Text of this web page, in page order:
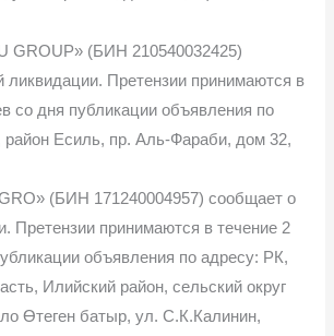
GROUP» (БИН 210540032425)
ликвидации. Претензии принимаются в
со дня публикации объявления по
район Есиль, пр. Аль-Фараби, дом 32,
(БИН 171240004957) сообщает о
Претензии принимаются в течение 2
объявления по адресу: РК,
Илийский район, сельский округ
Өтеген батыр, ул. С.К.Калинин,